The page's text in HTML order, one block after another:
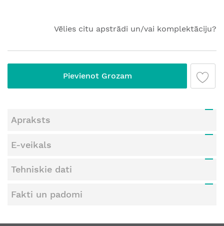
Vēlies citu apstrādi un/vai komplektāciju?
Pievienot Grozam
Apraksts
E-veikals
Tehniskie dati
Fakti un padomi